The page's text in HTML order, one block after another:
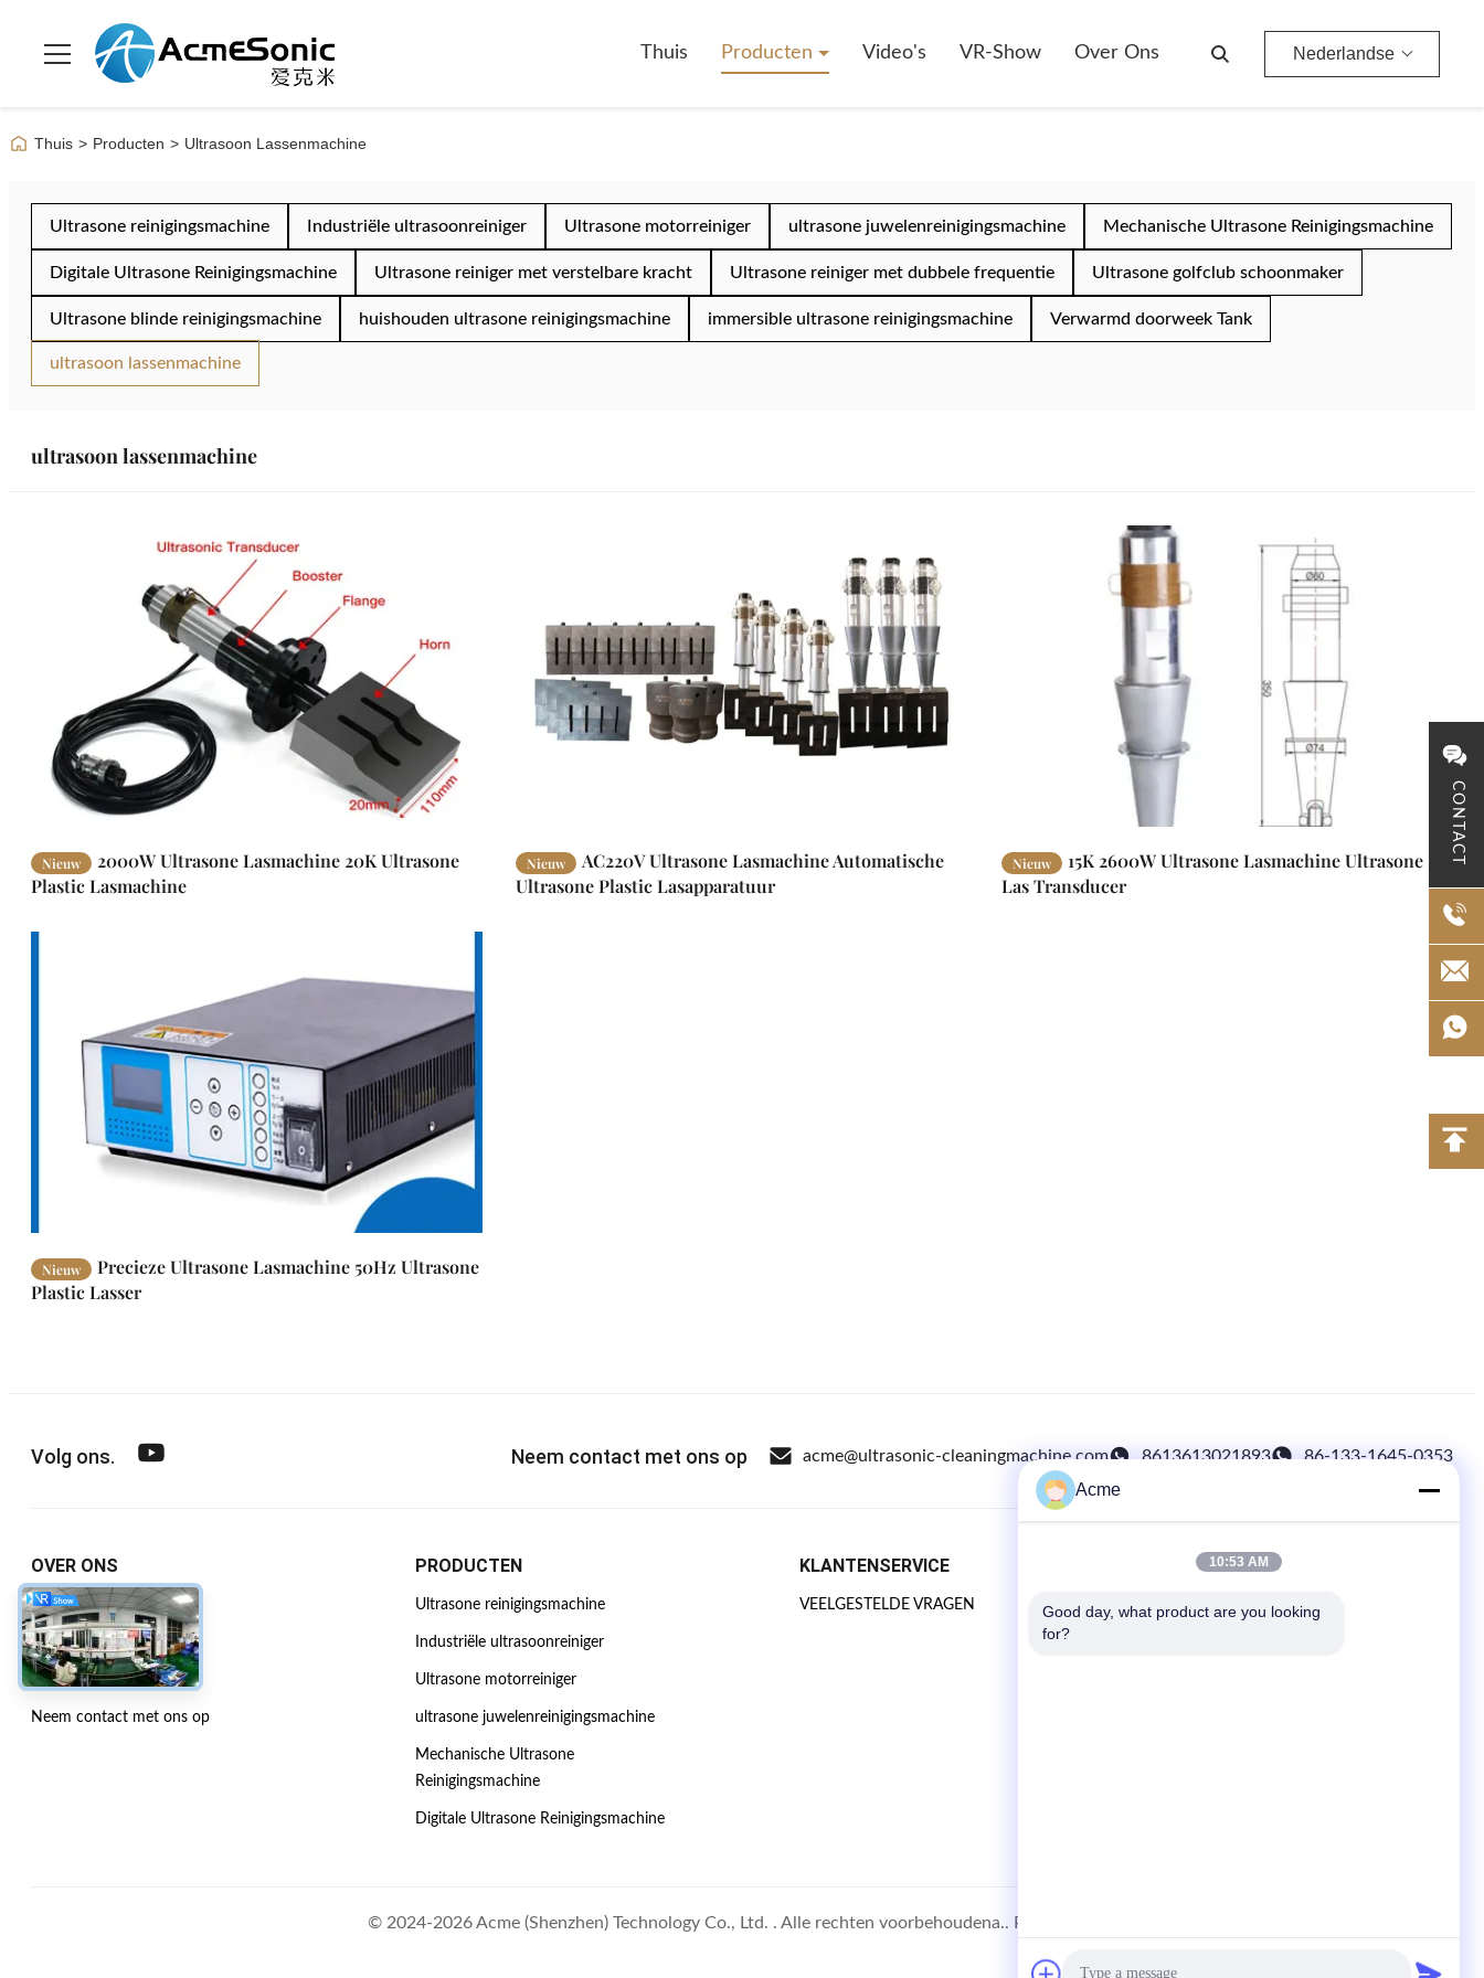
CONTACT
Thuis Producten Video's VR-Show Over Ons Nederlandse
Thuis > Producten > Ultrasoon Lassenmachine
Ultrasone reinigingsmachine Industriële ultrasoonreiniger Ultrasone motorreiniger ultrasone juwelenreinigingsmachine Mechanische Ultrasone Reinigingsmachine
Digitale Ultrasone Reinigingsmachine Ultrasone reiniger met verstelbare kracht Ultrasone reiniger met dubbele frequentie Ultrasone golfclub schoonmaker
Ultrasone blinde reinigingsmachine huishouden ultrasone reinigingsmachine immersible ultrasone reinigingsmachine Verwarmd doorweek Tank
ultrasoon lassenmachine
ultrasoon lassenmachine
Nieuw
2000W Ultrasone Lasmachine 20K Ultrasone
Plastic Lasmachine
Nieuw
AC220V Ultrasone Lasmachine Automatische
Ultrasone Plastic Lasapparatuur
Nieuw
15K 2600W Ultrasone Lasmachine Ultrasone
Las Transducer
Nieuw
Precieze Ultrasone Lasmachine 50Hz Ultrasone
Plastic Lasser
Volg ons. Neem contact met ons op acme@ultrasonic-cleaningmachine.com 8613613021893 86-133-1645-0353
OVER ONS
Bedrijfprofiel
Fabriekstocht
Kwaliteitscontrole
Neem contact met ons op
PRODUCTEN
Ultrasone reinigingsmachine
Industriële ultrasoonreiniger
Ultrasone motorreiniger
ultrasone juwelenreinigingsmachine
Mechanische Ultrasone
Reinigingsmachine
Digitale Ultrasone Reinigingsmachine
KLANTENSERVICE
VEELGESTELDE VRAGEN
SNELKOPPELINGEN
Thuis
© 2024-2026 Acme (Shenzhen) Technology Co., Ltd. . Alle rechten voorbehoudena.. Privacybeleid
Acme
10:53 AM
Good day, what product are you looking
for?